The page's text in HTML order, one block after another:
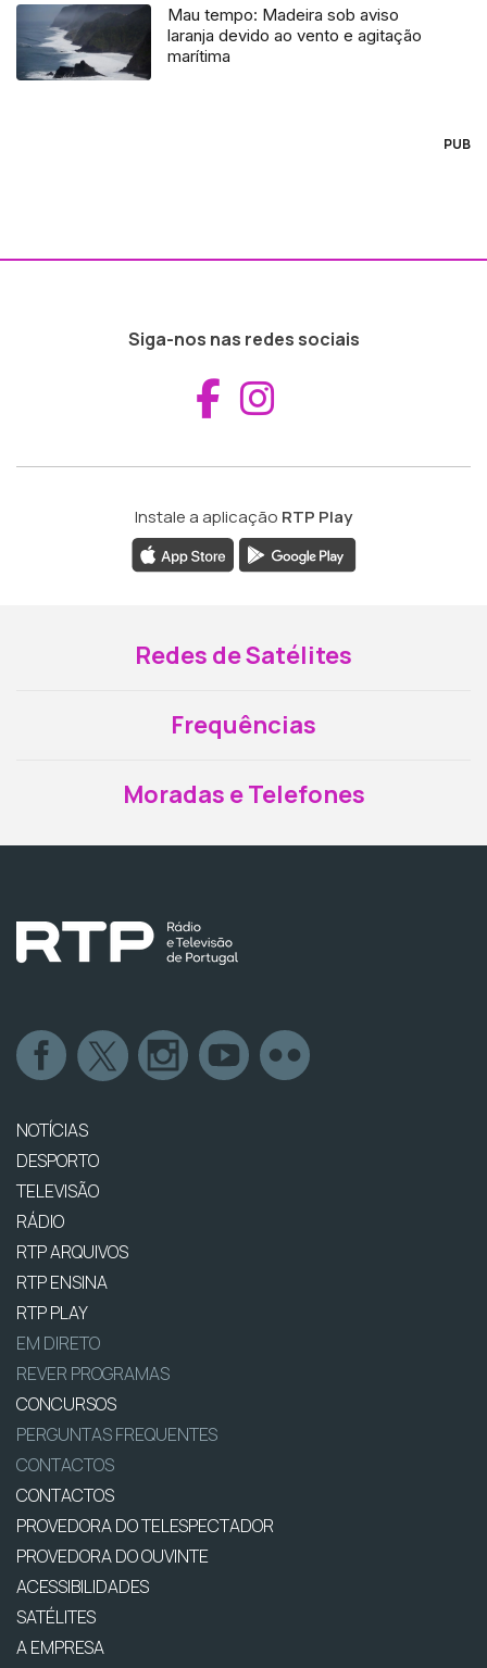
Mau tempo: Madeira sob aviso
laranja devido ao vento e agitação
marítima
PUB
Siga-nos nas redes sociais
Aceder ao
Instale a aplicação RTP Play
Redes de Satélites
Frequências
Moradas e Telefones
NOTÍCIAS
DESPORTO
TELEVISÃO
RÁDIO
RTP ARQUIVOS
RTP ENSINA
RTP PLAY
EM DIRETO
REVER PROGRAMAS
CONCURSOS
PERGUNTAS FREQUENTES
CONTACTOS
CONTACTOS
PROVEDORA DO TELESPECTADOR
PROVEDORA DO OUVINTE
ACESSIBILIDADES
SATÉLITES
A EMPRESA